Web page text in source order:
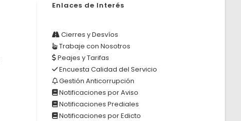
Enlaces de Interés
Cierres y Desvíos
Trabaje con Nosotros
Peajes y Tarifas
Encuesta Calidad del Servicio
Gestión Anticorrupción
Notificaciones por Aviso
Notificaciones Prediales
Notificaciones por Edicto